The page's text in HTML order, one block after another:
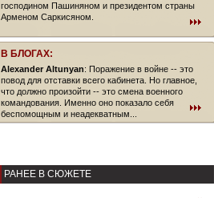
господином Пашиняном и президентом страны
Арменом Саркисяном.
В БЛОГАХ:
Alexander Altunyan: Поражение в войне -- это
повод для отставки всего кабинета. Но главное,
что должно произойти -- это смена военного
командования. Именно оно показало себя
беспомощным и неадекватным...
РАНЕЕ В СЮЖЕТЕ